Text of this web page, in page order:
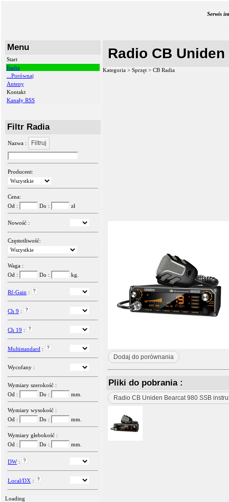
Serwis
Menu
Start
Radia
...Porównaj
Anteny
Kontakt
Kanały RSS
Filtr Radia
Nazwa : Filtruj
Producent:
Cena:
Od :
Do : zł
Nowość :
Częstotliwość:
Waga :
Od :
Do : kg.
Rf-Gain :
Ch 9 :
Ch 19 :
Multistandard :
Wycofany :
Wymiary szerokość :
Od :
Do : mm.
Wymiary wysokość :
Od :
Do : mm.
Wymiary głebokość :
Od :
Do : mm.
DW:
Local/DX :
Loading
Radio CB
Kategoria > Sprzęt > CB Radia
Dodaj do porównania
Pliki do pobrania :
Radio CB Uniden Bearcat 980 SSB